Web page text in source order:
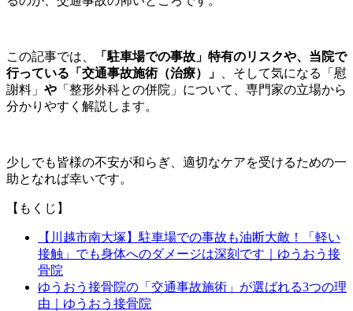
この記事では、
「駐車場での事故」特有のリスクや、当院で
行っている「交通事故施術（治療）」
、そして気になる「慰
謝料」 や 「整形外科との併院」について、専門家の立場から
分かりやすく解説します。
少しでも皆様の不安が和らぎ、適切なケアを受けるための一
助となれば幸いです。
【もくじ】
【川越市南大塚】駐車場での事故も油断大敵！「軽い
接触」でも身体へのダメージは深刻です｜ゆうおう接
骨院
ゆうおう接骨院の「交通事故施術」が選ばれる3つの理
由｜ゆうおう接骨院